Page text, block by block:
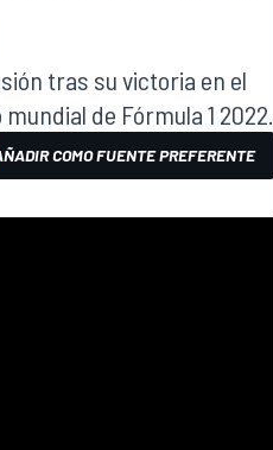
tras su victoria en el
de Fórmula 1 2022.
COMO FUENTE PREFERENTE